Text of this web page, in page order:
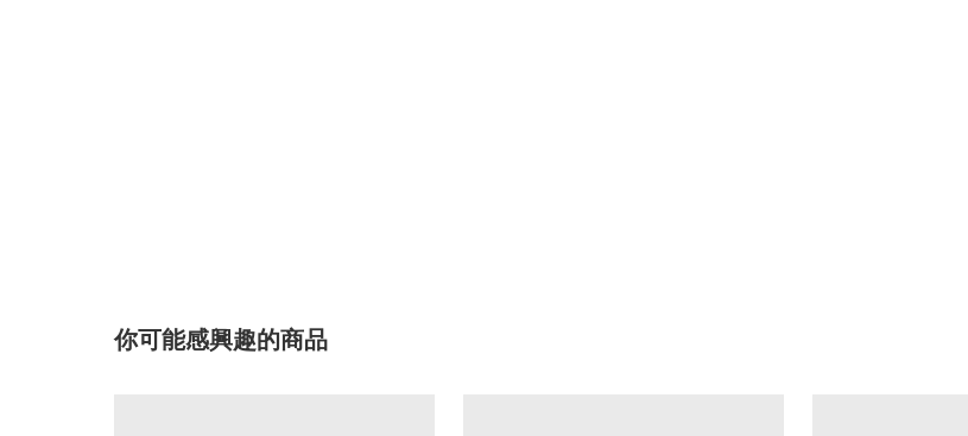
你可能感興趣的商品